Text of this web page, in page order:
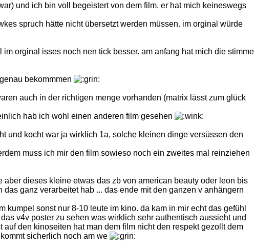
und ich bin voll begeistert von dem film. er hat mich keineswegs
spruch hätte nicht übersetzt werden müssen. im orginal würde
orginal isses noch nen tick besser. am anfang hat mich die stimme
bekommmen
auch in der richtigen menge vorhanden (matrix lässt zum glück
hab ich wohl einen anderen film gesehen
und kocht war ja wirklich 1a, solche kleinen dinge versüssen den
muss ich mir den film sowieso noch ein zweites mal reinziehen
dieses kleine etwas das zb von american beauty oder leon bis
ganz verarbeitet hab ... das ende mit den ganzen v anhängern
sonst nur 8-10 leute im kino. da kam in mir echt das gefühl
v4v poster zu sehen was wirklich sehr authentisch aussieht und
den kinoseiten hat man dem film nicht den respekt gezollt dem
sicherlich noch am we